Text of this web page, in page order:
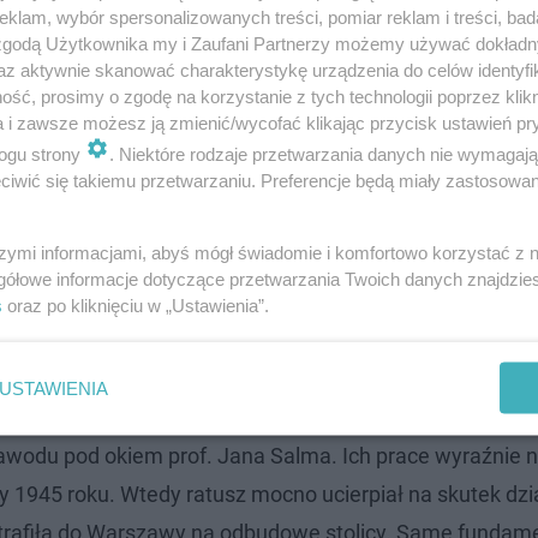
otwarty. Tak wygląda!
budynkiem w mieście przez ponad 600 lat, włodarz
na „działalność komercyjną dla turystów i
zieje ogrodzona siatką dziura, w której widać
dziurę z fundamentami powieszono
z Politechniki Łódzkiej, którzy
pod okiem prof. Jana Salma. Ich prace wyraźnie
roku. Wtedy ratusz mocno ucierpiał na skutek
do Warszawy na odbudowę stolicy. Same
wybór spersonalizowanych treści, pomiar reklam i treści,
Użytkownika my i Zaufani Partnerzy możemy używać
aktywnie skanować charakterystykę urządzenia do celów
prosimy o zgodę na korzystanie z tych technologii poprzez
i zawsze możesz ją zmienić/wycofać klikając przycisk ustawień
strony
. Niektóre rodzaje przetwarzania danych nie
się takiemu przetwarzaniu. Preferencje będą miały
informacjami, abyś mógł świadomie i komfortowo korzystać z
informacje dotyczące przetwarzania Twoich danych
oraz po kliknięciu w „Ustawienia”.
USTAWIENIA